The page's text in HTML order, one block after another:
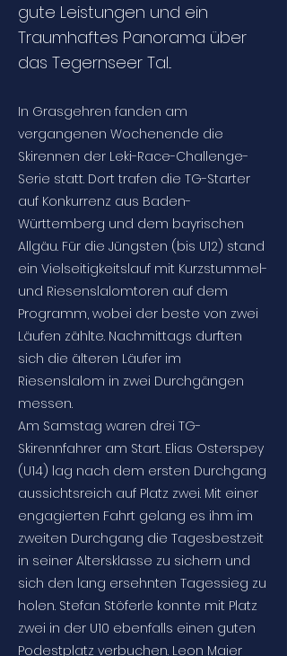
gute Leistungen und ein
Traumhaftes Panorama über
das Tegernseer Tal...
In Grasgehren fanden am
vergangenen Wochenende die
Skirennen der Leki-Race-Challenge-
Serie statt. Dort trafen die TG-Starter
auf Konkurrenz aus Baden-
Württemberg und dem bayrischen
Allgäu. Für die Jüngsten (bis U12) stand
ein Vielseitigkeitslauf mit Kurzstummel-
und Riesenslalomtoren auf dem
Programm, wobei der beste von zwei
Läufen zählte. Nachmittags durften
sich die älteren Läufer im
Riesenslalom in zwei Durchgängen
messen.
Am Samstag waren drei TG-
Skirennfahrer am Start. Elias Osterspey
(U14) lag nach dem ersten Durchgang
aussichtsreich auf Platz zwei. Mit einer
engagierten Fahrt gelang es ihm im
zweiten Durchgang die Tagesbestzeit
in seiner Altersklasse zu sichern und
sich den lang ersehnten Tagessieg zu
holen. Stefan Stöferle konnte mit Platz
zwei in der U10 ebenfalls einen guten
Podestplatz verbuchen. Leon Maier